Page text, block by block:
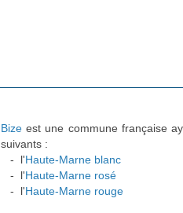
Bize est une commune française
suivants :
- l'Haute-Marne blanc
- l'Haute-Marne rosé
- l'Haute-Marne rouge